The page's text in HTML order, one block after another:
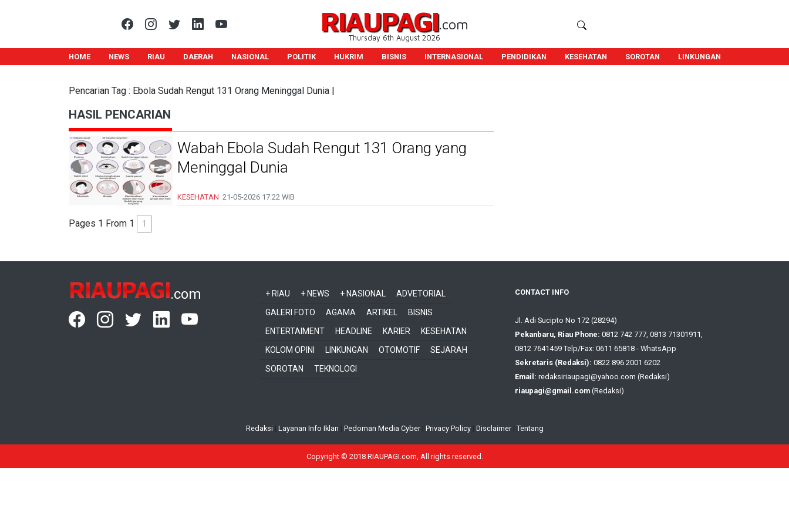
RIAUPAGI.com
Thursday 6th August 2026
HOME NEWS RIAU DAERAH NASIONAL POLITIK HUKRIM BISNIS INTERNASIONAL PENDIDIKAN KESEHATAN SOROTAN LINKUNGAN
Pencarian Tag : Ebola Sudah Rengut 131 Orang Meninggal Dunia |
HASIL PENCARIAN
Wabah Ebola Sudah Rengut 131 Orang yang
Meninggal Dunia
KESEHATAN 21-05-2026 17:22 WIB
Pages 1 From 1 1
RIAUPAGI.com + RIAU + NEWS + NASIONAL
ADVETORIAL
GALERI FOTO
AGAMA ARTIKEL
BISNIS
ENTERTAIMENT
HEADLINE KARIER
KESEHATAN
KOLOM OPINI
LINKUNGAN OTOMOTIF
SEJARAH
SOROTAN
TEKNOLOGI
CONTACT INFO
Jl. Adi Sucipto No 172 (28294)
Pekanbaru, Riau Phone: 0812 742 777, 0813 71301911,
0812 7641459 Telp/Fax: 0611 65818 - WhatsApp
Sekretaris (Redaksi): 0822 896 2001 6202
Email: redaksiriaupagi@yahoo.com (Redaksi)
riaupagi@gmail.com (Redaksi)
Redaksi Layanan Info Iklan Pedoman Media Cyber| Privacy Policy| Disclaimer| Tentang
Copyright © 2018 RIAUPAGI.com, All rights reserved.